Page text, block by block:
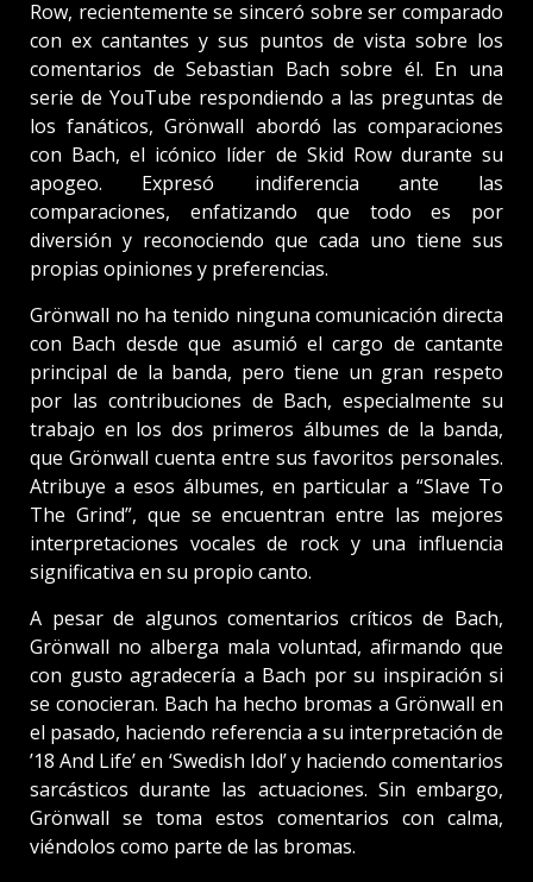
Row, recientemente se sinceró sobre ser comparado
con ex cantantes y sus puntos de vista sobre los
comentarios de Sebastian Bach sobre él. En una
serie de YouTube respondiendo a las preguntas de
los fanáticos, Grönwall abordó las comparaciones
con Bach, el icónico líder de Skid Row durante su
apogeo. Expresó indiferencia ante las
comparaciones, enfatizando que todo es por
diversión y reconociendo que cada uno tiene sus
propias opiniones y preferencias.
Grönwall no ha tenido ninguna comunicación directa
con Bach desde que asumió el cargo de cantante
principal de la banda, pero tiene un gran respeto
por las contribuciones de Bach, especialmente su
trabajo en los dos primeros álbumes de la banda,
que Grönwall cuenta entre sus favoritos personales.
Atribuye a esos álbumes, en particular a “Slave To
The Grind”, que se encuentran entre las mejores
interpretaciones vocales de rock y una influencia
significativa en su propio canto.
A pesar de algunos comentarios críticos de Bach,
Grönwall no alberga mala voluntad, afirmando que
con gusto agradecería a Bach por su inspiración si
se conocieran. Bach ha hecho bromas a Grönwall en
el pasado, haciendo referencia a su interpretación de
’18 And Life’ en ‘Swedish Idol’ y haciendo comentarios
sarcásticos durante las actuaciones. Sin embargo,
Grönwall se toma estos comentarios con calma,
viéndolos como parte de las bromas.